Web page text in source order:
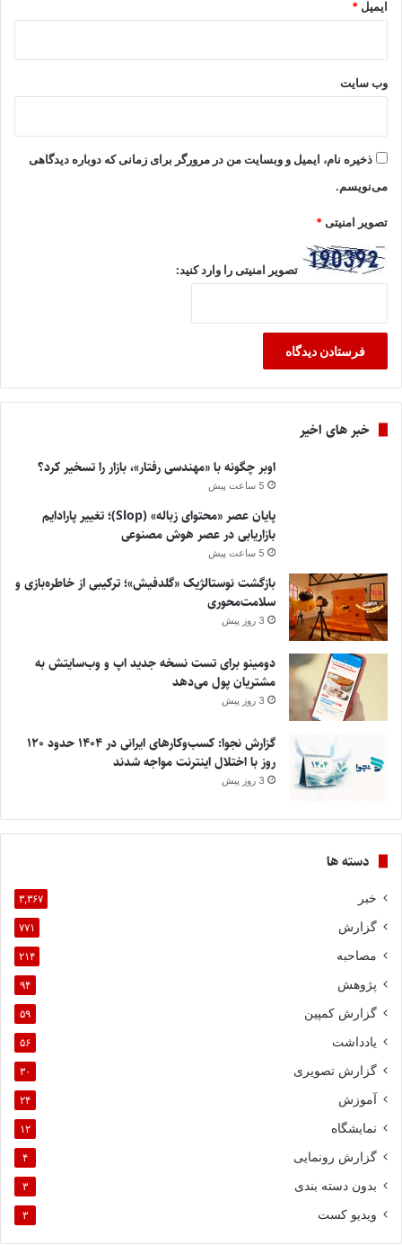
ایمیل *
وب‌ سایت
ذخیره نام، ایمیل و وبسایت من در مرورگر برای زمانی که دوباره دیدگاهی
می‌نویسم.
تصویر امنیتی*
تصویر امنیتی را وارد کنید:
خبر های اخیر
اوبر چگونه با «مهندسی رفتار»، بازار را تسخیر کرد؟
5 ساعت پیش
پایان عصر «محتوای زباله» (Slop)؛ تغییر پارادایم
بازاریابی در عصر هوش مصنوعی
5 ساعت پیش
بازگشت نوستالژیک «گلدفیش»؛ ترکیبی از خاطره‌بازی و
سلامت‌محوری
3 روز پیش
دومینو برای تست نسخه جدید اپ و وب‌سایتش به
مشتریان پول می‌دهد
3 روز پیش
گزارش نجوا: کسب‌وکارهای ایرانی در ۱۴۰۴ حدود ۱۲۰
روز با اختلال اینترنت مواجه شدند
3 روز پیش
دسته ها
خبر ۳,۳۶۷
گزارش ۷۷۱
مصاحبه ۲۱۴
پژوهش ۹۴
گزارش کمپین ۵۹
یادداشت ۵۶
گزارش تصویری ۳۰
آموزش ۲۴
نمایشگاه ۱۲
گزارش رونمایی ۴
بدون دسته بندی ۳
ویدیو کست ۳